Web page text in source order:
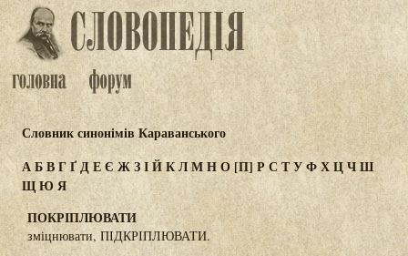
Словник синонімів Караванського
АБВГҐДЕЄ ЖЗІЙКЛМНО[П] Р С ТУФХЦЧШ
ЩЮ Я
ПОКРІПЛЮВАТИ
зміцнювати, ПІДКРІПЛЮВАТИ.